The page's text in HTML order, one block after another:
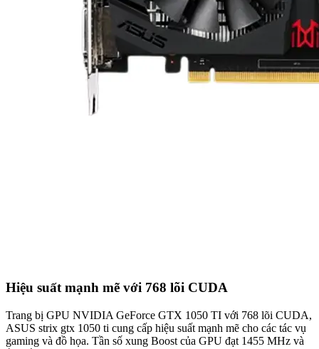
Hiệu suất mạnh mẽ với 768 lõi CUDA
Trang bị GPU NVIDIA GeForce GTX 1050 TI với 768 lõi CUDA,
ASUS strix gtx 1050 ti cung cấp hiệu suất mạnh mẽ cho các tác vụ
gaming và đồ họa. Tần số xung Boost của GPU đạt 1455 MHz và